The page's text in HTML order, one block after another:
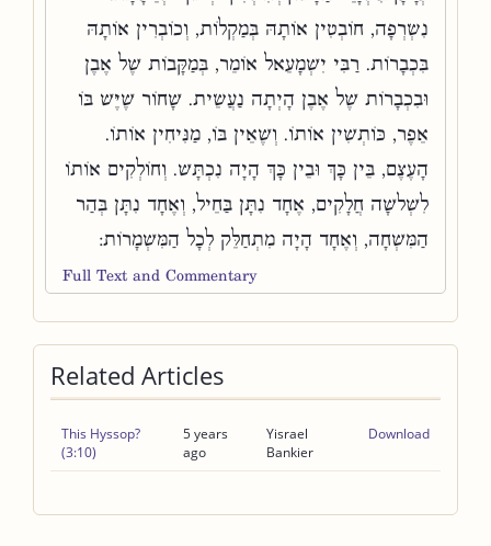
נִשְׂרְפָה, חוֹבְטִין אוֹתָהּ בְּמַקְלוֹת, וְכוֹבְרִין אוֹתָהּ
בִּכְבָרוֹת. רַבִּי יִשְׁמָעֵאל אוֹמֵר, בְּמַקָּבוֹת שֶׁל אֶבֶן
וּבִכְבָרוֹת שֶׁל אֶבֶן הָיְתָה נַעֲשֵׂית. שָׁחוֹר שֶׁיֶּשׁ בּוֹ
אֵפֶר, כּוֹתְשִׁין אוֹתוֹ. וְשֶׁאֵין בּוֹ, מַנִּיחִין אוֹתוֹ.
הָעֶצֶם, בֵּין כָּךְ וּבֵין כָּךְ הָיָה נִכְתָּשׁ. וְחוֹלְקִים אוֹתוֹ
לִשְׁלשָׁה חֲלָקִים, אֶחָד נִתָּן בַּחֵיל, וְאֶחָד נִתָּן בְּהַר
הַמִּשְׁחָה, וְאֶחָד הָיָה מִתְחַלֵּק לְכָל הַמִּשְׁמָרוֹת:
Full Text and Commentary
Related Articles
This Hyssop?
(3:10)
5 years
ago
Yisrael
Bankier
Download